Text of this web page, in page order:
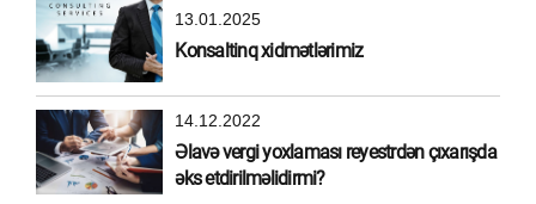
13.01.2025
Konsaltinq xidmətlərimiz
14.12.2022
Əlavə vergi yoxlaması reyestrdən çıxarışda
əks etdirilməlidirmi?